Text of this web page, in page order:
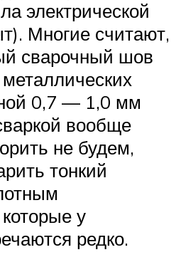
электрической
Многие считают,
сварочный шов
0,7 — 1,0 мм
вообще
не будем,
тонкий
у
редко.